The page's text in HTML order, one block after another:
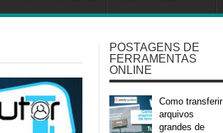
POSTAGENS DE
FERRAMENTAS
ONLINE
Como transferir
arquivos
grandes de